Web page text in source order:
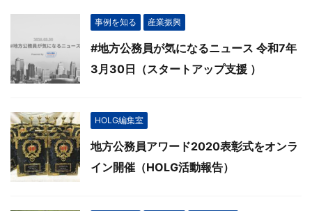
事例を知る 産業振興
#地方公務員が気になるニュース 令和7年
3月30日（スタートアップ支援 ）
HOLG編集室
地方公務員アワード2020表彰式をオンラ
イン開催（HOLG活動報告）